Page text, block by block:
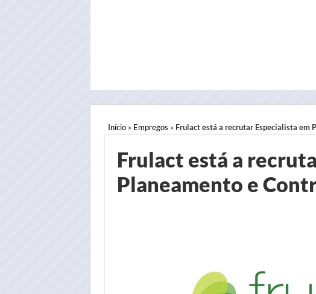
Início» Empregos » Frulact está a recrutar Especialista em
Frulact está a
Planeamento e